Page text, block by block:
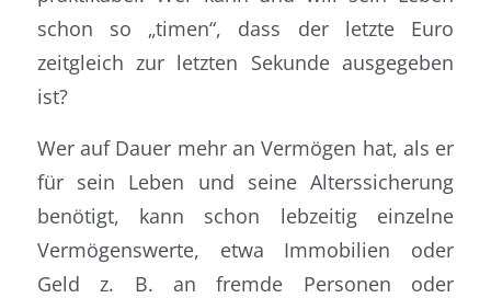
schon so „timen“, dass der letzte Euro
zeitgleich zur letzten Sekunde ausgegeben
ist?
Wer auf Dauer mehr an Vermögen hat, als er
für sein Leben und seine Alterssicherung
benötigt, kann schon lebzeitig einzelne
Vermögenswerte, etwa Immobilien oder
Geld z. B. an fremde Personen oder